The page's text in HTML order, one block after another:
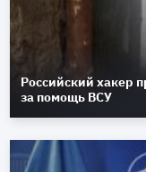
Российский хакер
за помощь ВСУ